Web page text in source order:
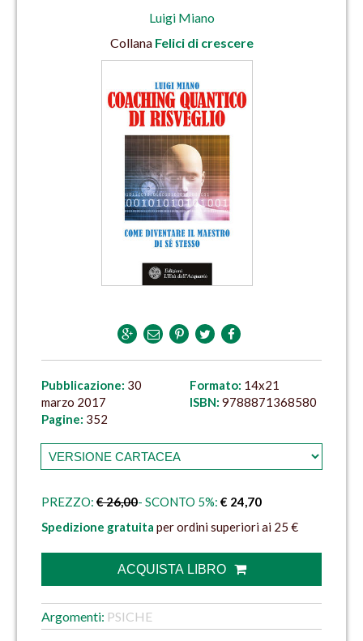
Luigi Miano
Collana Felici di crescere
Pubblicazione: 30
marzo 2017
Pagine: 352
Formato: 14x21
ISBN: 9788871368580
PREZZO: € 26,00- SCONTO 5%: € 24,70
Spedizione gratuita per ordini superiori ai 25 €
ACQUISTA LIBRO
Argomenti: PSICHE